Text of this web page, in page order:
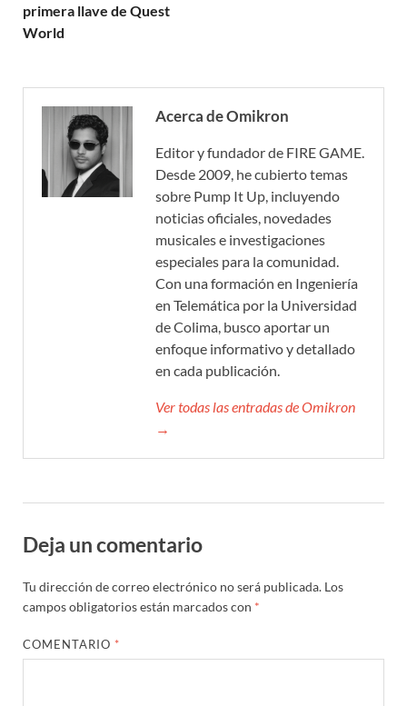
primera llave de Quest
World
Acerca de Omikron
Editor y fundador de FIRE GAME.
Desde 2009, he cubierto temas
sobre Pump It Up, incluyendo
noticias oficiales, novedades
musicales e investigaciones
especiales para la comunidad.
Con una formación en Ingeniería
en Telemática por la Universidad
de Colima, busco aportar un
enfoque informativo y detallado
en cada publicación.
Ver todas las entradas de Omikron
→
Deja un comentario
Tu dirección de correo electrónico no será publicada. Los
campos obligatorios están marcados con *
COMENTARIO *